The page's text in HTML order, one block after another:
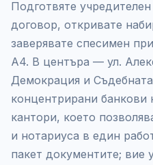
Подготвяте
договор, откривате
заверявате спесимен
А4. В центъра — ул.
Демокрация и
концентрирани банкови
кантори, което
и нотариуса в един
пакет документите; вие